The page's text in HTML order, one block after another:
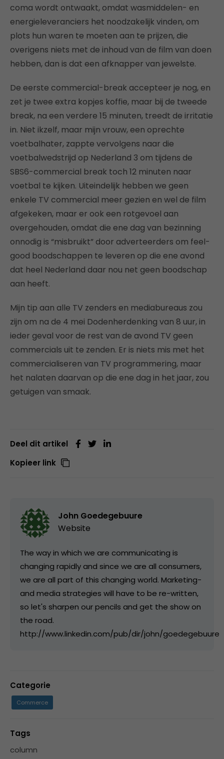
coma wordt ontwaakt, omdat wasmiddelen- en
energieleveranciers het noodzakelijk vinden, om
plots hun waren te moeten aan te prijzen, die
overigens niets met de inhoud van de film van doen
hebben, dan is dat een afknapper van jewelste.
De eerste commercial-break accepteer je nog, en
zet je twee extra kopjes koffie, maar bij de tweede
break, na een verdere 15 minuten, treedt de irritatie
in. Niet ikzelf, maar mijn vrouw, een oprechte
voetbalhater, zappte vervolgens naar die
voetbalwedstrijd op Nederland 3 om tijdens de
SBS6-commercial break toch 12 minuten naar
voetbal te kijken. Uiteindelijk hebben we geen
enkele TV commercial meer gezien en wel de film
afgekeken, maar er ook een rotgevoel aan
overgehouden, omdat die ene dag van bezinning
onnodig is “misbruikt” door adverteerders om feel-
good boodschappen te leveren op die ene avond
dat heel Nederland daar nou net geen boodschap
aan heeft.
Mijn tip aan alle TV zenders en mediabureaus zou
zijn om na de 4 mei Dodenherdenking van 8 uur, in
ieder geval voor de rest van de avond TV geen
commercials uit te zenden. Er is niets mis met het
commercialiseren van TV programmering, maar
het nalaten daarvan op die ene dag in het jaar, zou
getuigen van smaak.
Deel dit artikel
Kopieer link
John Goedegebuure
Website
The way in which we are communicating is
changing rapidly and since we are all consumers,
we are all part of this changing world. Marketing-
and media strategies will have to be re-written,
so let's sharpen our pencils and get the show on
the road.
http://www.linkedin.com/pub/dir/john/goedegebuure
Categorie
Commerce
Tags
column